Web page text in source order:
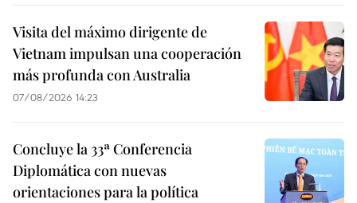
Visita del máximo dirigente de
Vietnam impulsan una cooperación
más profunda con Australia
07/08/2026 14:23
Concluye la 33ª Conferencia
Diplomática con nuevas
orientaciones para la política